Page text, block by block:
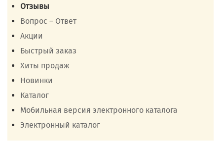
Отзывы
Вопрос – Ответ
Акции
Быстрый заказ
Хиты продаж
Новинки
Каталог
Мобильная версия электронного каталога
Электронный каталог